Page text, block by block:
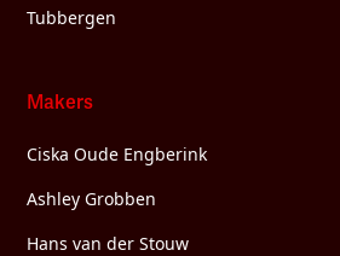
Tubbergen
Makers
Ciska Oude Engberink
Ashley Grobben
Hans van der Stouw